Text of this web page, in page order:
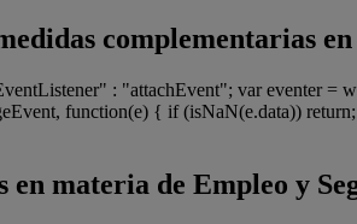
complementarias
: "attachEvent"; var eventer =
function(e) { if (isNaN(e.data))
materia de Empleo y